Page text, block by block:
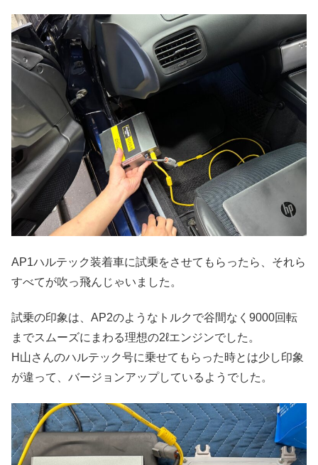
AP1ハルテック装着車に試乗をさせてもらったら、それら
すべてが吹っ飛んじゃいました。
試乗の印象は、AP2のようなトルクで谷間なく9000回転
までスムーズにまわる理想の2ℓエンジンでした。
H山さんのハルテック号に乗せてもらった時とは少し印象
が違って、バージョンアップしているようでした。